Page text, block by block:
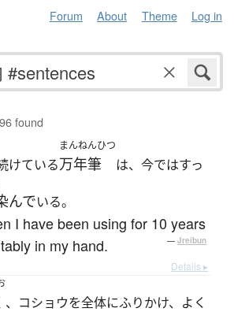
Forum About Theme Log in
found
けている
まんねんひつ
万年筆 は、今ではすっ
んでいる。
I have been using for 10 years
in my hand.
— Jreibun
Details ▸
、コショウを全体にふりかけ、よく